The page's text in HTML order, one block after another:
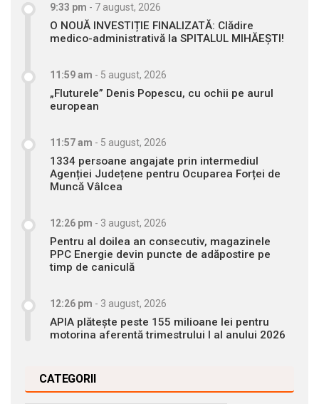
9:33 pm - 7 august, 2026
O NOUĂ INVESTIȚIE FINALIZATĂ: Clădire
medico-administrativă la SPITALUL MIHĂEȘTI!
11:59 am - 5 august, 2026
„Fluturele” Denis Popescu, cu ochii pe aurul
european
11:57 am - 5 august, 2026
1334 persoane angajate prin intermediul
Agenției Județene pentru Ocuparea Forței de
Muncă Vâlcea
12:26 pm - 3 august, 2026
Pentru al doilea an consecutiv, magazinele
PPC Energie devin puncte de adăpostire pe
timp de caniculă
12:26 pm - 3 august, 2026
APIA plătește peste 155 milioane lei pentru
motorina aferentă trimestrului I al anului 2026
CATEGORII